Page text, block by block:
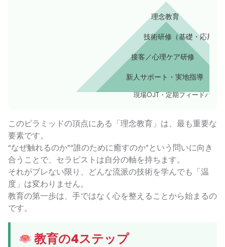
理念教育
技術研修（基礎・応用）
接客／心理ケア研修
新人サポート・実地指導
現場OJT・定期フィードバック
このピラミッドの頂点にある「理念教育」は、最も重要な
要素です。
“なぜ触れるのか”“誰のために癒すのか”という問いに向き
合うことで、セラピストは自分の軸を持ちます。
それがブレない限り、どんな流派の技術を学んでも「温
度」は変わりません。
教育の第一歩は、手ではなく心を整えることから始まるの
です。
教育の4ステップ